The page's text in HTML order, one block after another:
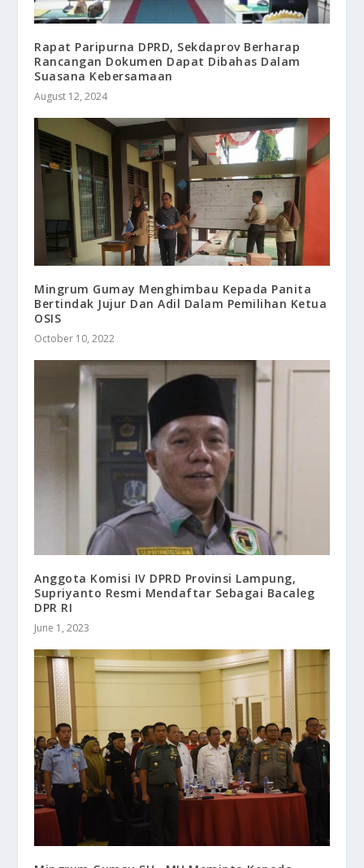
Rapat Paripurna DPRD, Sekdaprov Berharap
Rancangan Dokumen Dapat Dibahas Dalam
Suasana Kebersamaan
August 12, 2024
Mingrum Gumay Menghimbau Kepada Panita
Bertindak Jujur Dan Adil Dalam Pemilihan Ketua
OSIS
October 10, 2022
Anggota Komisi IV DPRD Provinsi Lampung,
Supriyanto Resmi Mendaftar Sebagai Bacaleg
DPR RI
June 1, 2023